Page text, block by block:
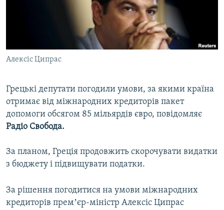
УКРАЇНСЬКА ПРОБЛЕМА КРИМУ
ІНФОГРАФІКА
ДОЛУЧАЙСЯ!
Усі сайти RFE/RL
Алексіс Ципрас
Грецькі депутати погодили умови, за якими країна
отримає від міжнародних кредиторів пакет
допомоги обсягом 85 мільярдів євро, повідомляє
Радіо Свобода.
За планом, Греція продовжить скорочувати видатки
з бюджету і підвищувати податки.
За рішення погодитися на умови міжнародних
кредиторів премʼєр-міністр Алексіс Ципрас